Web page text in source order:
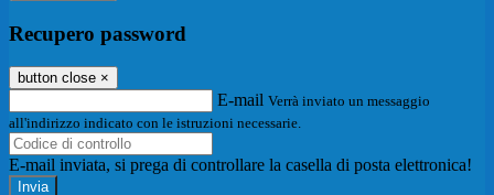
Recupero password
button close ×
E-mail Verrà inviato un messaggio
all'indirizzo indicato con le istruzioni necessarie.
E-mail inviata, si prega di controllare la casella di posta elettronica!